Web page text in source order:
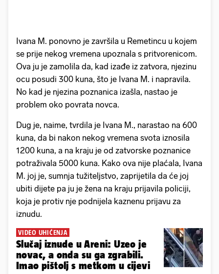
Ivana M. ponovno je završila u Remetincu u kojem
se prije nekog vremena upoznala s pritvorenicom.
Ova ju je zamolila da, kad izađe iz zatvora, njezinu
ocu posudi 300 kuna, što je Ivana M. i napravila.
No kad je njezina poznanica izašla, nastao je
problem oko povrata novca.
Dug je, naime, tvrdila je Ivana M., narastao na 600
kuna, da bi nakon nekog vremena svota iznosila
1200 kuna, a na kraju je od zatvorske poznanice
potraživala 5000 kuna. Kako ova nije plaćala, Ivana
M. joj je, sumnja tužiteljstvo, zaprijetila da će joj
ubiti dijete pa ju je žena na kraju prijavila policiji,
koja je protiv nje podnijela kaznenu prijavu za
iznudu.
VIDEO UHIĆENJA
Slučaj iznude u Areni: Uzeo je
novac, a onda su ga zgrabili.
Imao pištolj s metkom u cijevi